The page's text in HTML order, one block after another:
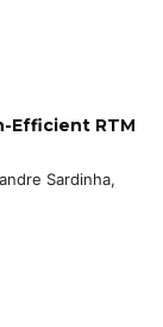
Efficient RTM
Sardinha,